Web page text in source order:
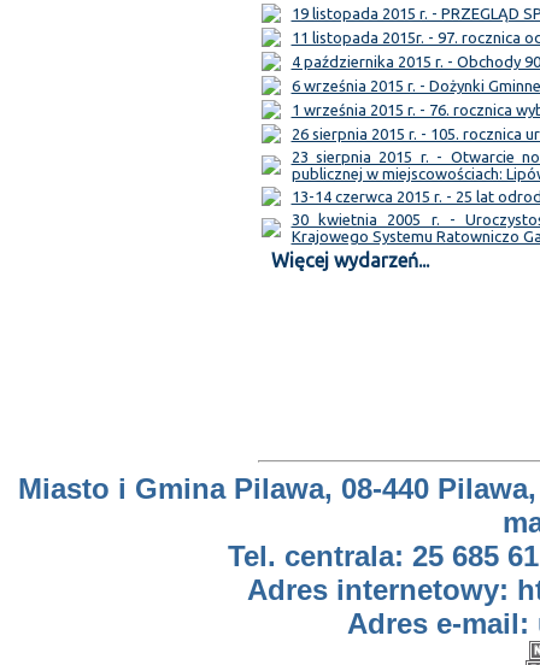
19 listopada 2015 r. - PRZEGLĄD
11 listopada 2015r. - 97. rocznica
4 października 2015 r. - Obchody
6 września 2015 r. - Dożynki
1 września 2015 r. - 76. rocznica
26 sierpnia 2015 r. - 105. rocznica
23 sierpnia 2015 r. - Otwarcie
publicznej w miejscowościach:
13-14 czerwca 2015 r. - 25 lat
30 kwietnia 2005 r. -
Krajowego Systemu Ratowniczo
Więcej wydarzeń...
Miasto i Gmina Pilawa, 08-440
Tel. centrala: 25 685
Adres internetowy:
Adres e-mail: